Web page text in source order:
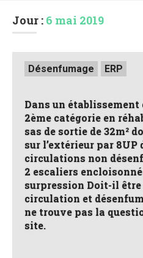
Jour : 6 mai 2019
Posted
inDésenfumage ERP
Dans un
2ème catégorie en
sas de sortie de 32m²
sur l’extérieur par 8UP
circulations non
2 escaliers
surpression Doit-il être
circulation et
ne trouve pas la
site.